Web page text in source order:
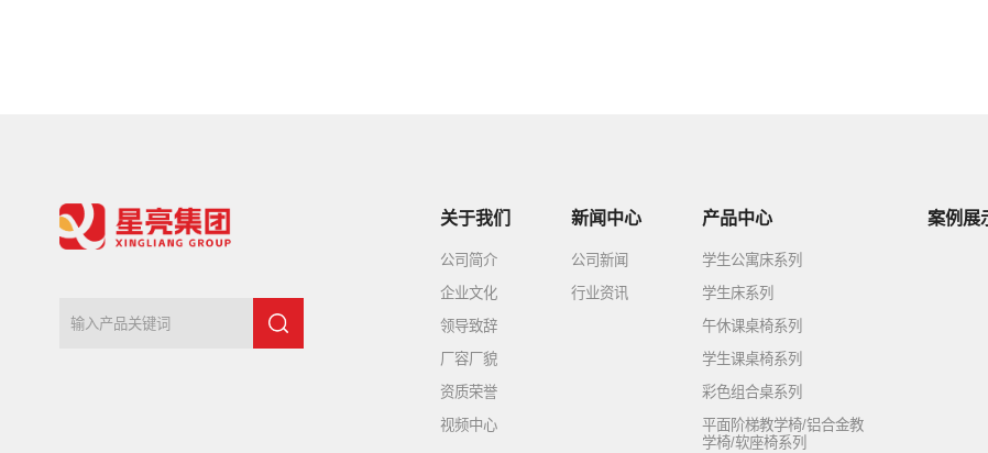
关于我们
公司简介
企业文化
领导致辞
厂容厂貌
资质荣誉
视频中心
新闻中心
公司新闻
行业资讯
产品中心
学生公寓床系列
学生床系列
午休课桌椅系列
学生课桌椅系列
彩色组合桌系列
平面阶梯教学椅/铝合金教
学椅/软座椅系列
案例展